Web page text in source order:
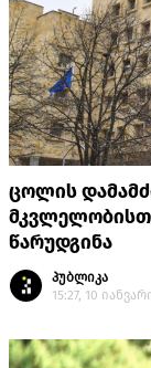
ცოლის
წარუდგინა
პუბლიკა
15:27, 10